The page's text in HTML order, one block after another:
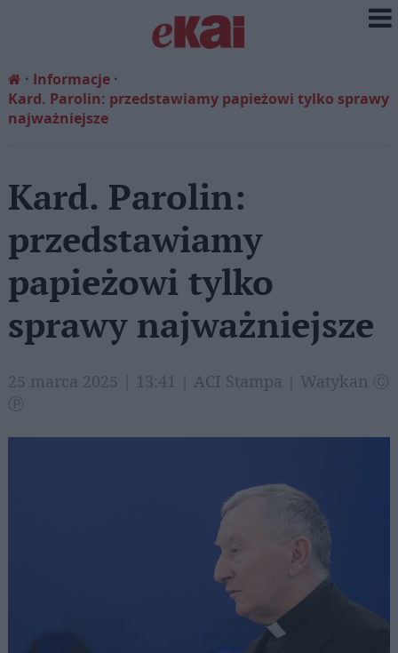
Informacje
Kard. Parolin: przedstawiamy papieżowi tylko sprawy
najważniejsze
Kard. Parolin:
przedstawiamy
papieżowi tylko
sprawy najważniejsze
25 marca 2025 | 13:41 | ACI Stampa | Watykan Ⓒ
Ⓟ